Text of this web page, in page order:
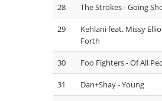
28 The Strokes - Going
29
Kehlani feat. Missy
Forth
30 Foo Fighters - Of All
31 Dan+Shay - Young